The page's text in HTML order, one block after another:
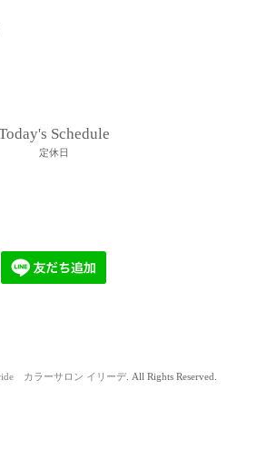
Schedule
定休日
カラーサロン イリーデ. All Rights Reserved.